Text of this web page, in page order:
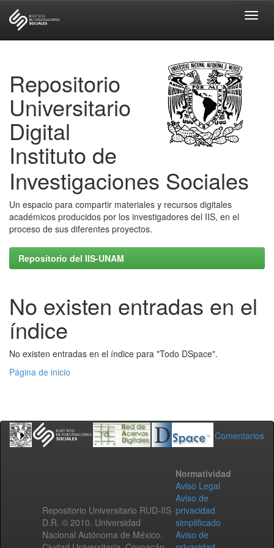
Repositorio
Universitario
Digital
Instituto de
Investigaciones Sociales
Un espacio para compartir materiales y recursos digitales
académicos producidos por los investigadores del IIS, en el
proceso de sus diferentes proyectos.
Repositorio del IIS-UNAM
No existen entradas en el
índice
No existen entradas en el índice para "Todo DSpace".
Página de inicio
Comentarios
Repositorio Universitario RUD-IIS
D.R. © 2010. Universidad
Nacional Autónoma de México.
Normatividad
Aviso Legal
Aviso de
privacidad
simplificado
Aviso de